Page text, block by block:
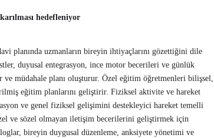
hedefleniyor
planında uzmanların bireyin ihtiyaçlarını gözettiğini dile
duyusal entegrasyon, ince motor becerileri ve günlük
müdahale planı oluşturur. Özel eğitim öğretmenleri bilişsel,
eğitim planlarını geliştirir. Fiziksel aktivite ve hareket
ve genel fiziksel gelişimini destekleyici hareket temelli
ve sözel olmayan iletişim becerilerini geliştirmek için
bireyin duygusal düzenleme, anksiyete yönetimi ve